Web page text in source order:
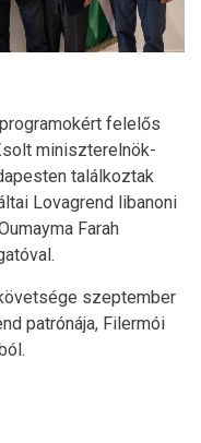
felelős
miniszterelnök-
találkoztak
Lovagrend libanoni
Farah
szeptember
patrónája, Filermói